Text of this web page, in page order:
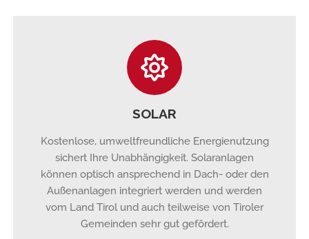
SOLAR
Kostenlose, umweltfreundliche Energienutzung
sichert Ihre Unabhängigkeit. Solaranlagen
können optisch ansprechend in Dach- oder den
Außenanlagen integriert werden und werden
vom Land Tirol und auch teilweise von Tiroler
Gemeinden sehr gut gefördert.